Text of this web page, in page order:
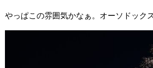
やっぱこの雰囲気かなぁ。オーソドックス